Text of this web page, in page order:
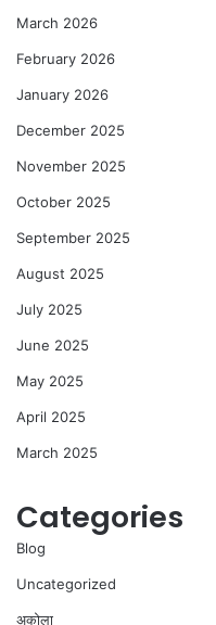
March 2026
February 2026
January 2026
December 2025
November 2025
October 2025
September 2025
August 2025
July 2025
June 2025
May 2025
April 2025
March 2025
Categories
Blog
Uncategorized
अकोला